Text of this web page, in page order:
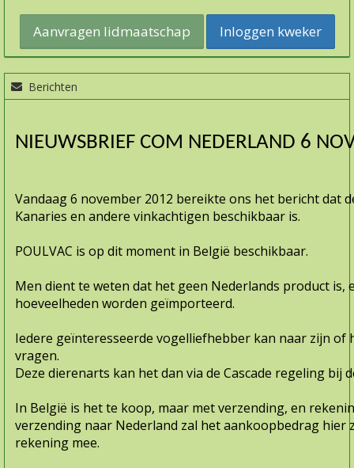
Inloggen kweker
Berichten
NIEUWSBRIEF COM NEDERLAND 6
Vandaag 6 november 2012 bereikte ons het bericht dat
Kanaries en andere vinkachtigen beschikbaar is.
POULVAC is op dit moment in België beschikbaar.
Men dient te weten dat het geen Nederlands product
hoeveelheden worden geïmporteerd.
Iedere geïnteresseerde vogelliefhebber kan naar zijn of
vragen.
Deze dierenarts kan het dan via de Cascade regeling bij
In België is het te koop, maar met verzending, en
verzending naar Nederland zal het aankoopbedrag
rekening mee.